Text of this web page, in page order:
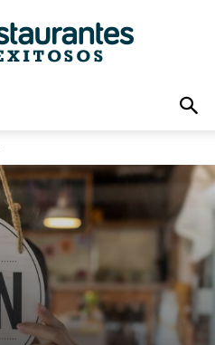
Exitosos
|